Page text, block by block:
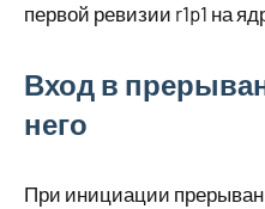
первой ревизии r1p1 на
Вход в
него
При инициации